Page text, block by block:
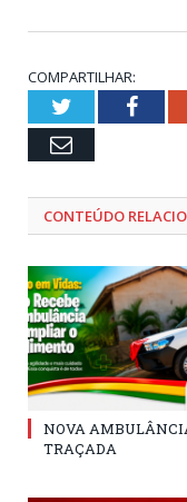
COMPARTILHAR:
Twitter
Email
CONTEÚDO
NOVA
TRAÇADA